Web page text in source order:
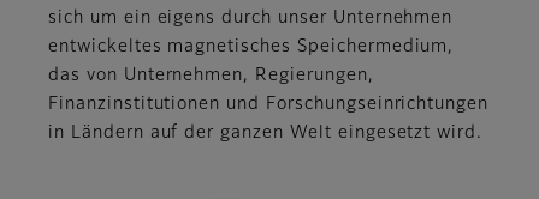
sich um ein eigens durch unser Unternehmen
entwickeltes magnetisches Speichermedium,
das von Unternehmen, Regierungen,
Finanzinstitutionen und Forschungseinrichtungen
in Ländern auf der ganzen Welt eingesetzt wird.